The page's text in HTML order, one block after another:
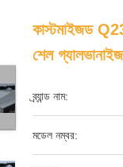
কাস্টমাইজড
শেল
ব্র্যান্ড নাম:
মডেল নম্বর: